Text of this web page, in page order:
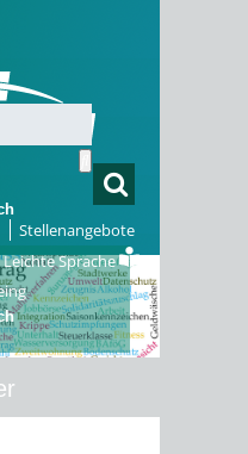
Stellenangebote
Leichte Sprache